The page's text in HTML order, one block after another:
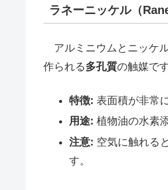
ラネーニッケル（
アルミニウムとニッケ
作られる多孔質の触媒です
特徴: 表面積が非常
用途: 植物油の水素
注意: 空気に触れる
す。